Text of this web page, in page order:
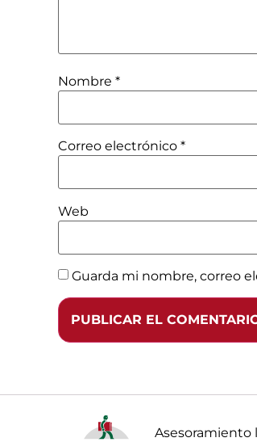
Nombre *
Correo electrónico *
Web
Guarda mi nombre, correo
Asesoramiento